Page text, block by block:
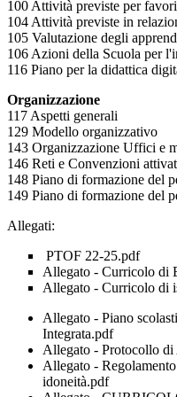
100 Attività previste per
104 Attività previste in
105 Valutazione degli
106 Azioni della Scuola per
116 Piano per la didattica
Organizzazione
117 Aspetti generali
129 Modello organizzativo
143 Organizzazione Uffici e
146 Reti e Convenzioni
148 Piano di formazione del
149 Piano di formazione del
Allegati:
PTOF 22-25.pdf
Allegato - Curricolo di
Allegato - Curricolo di
Allegato - Piano
Integrata.pdf
Allegato - Protocollo
Allegato -
idoneità.pdf